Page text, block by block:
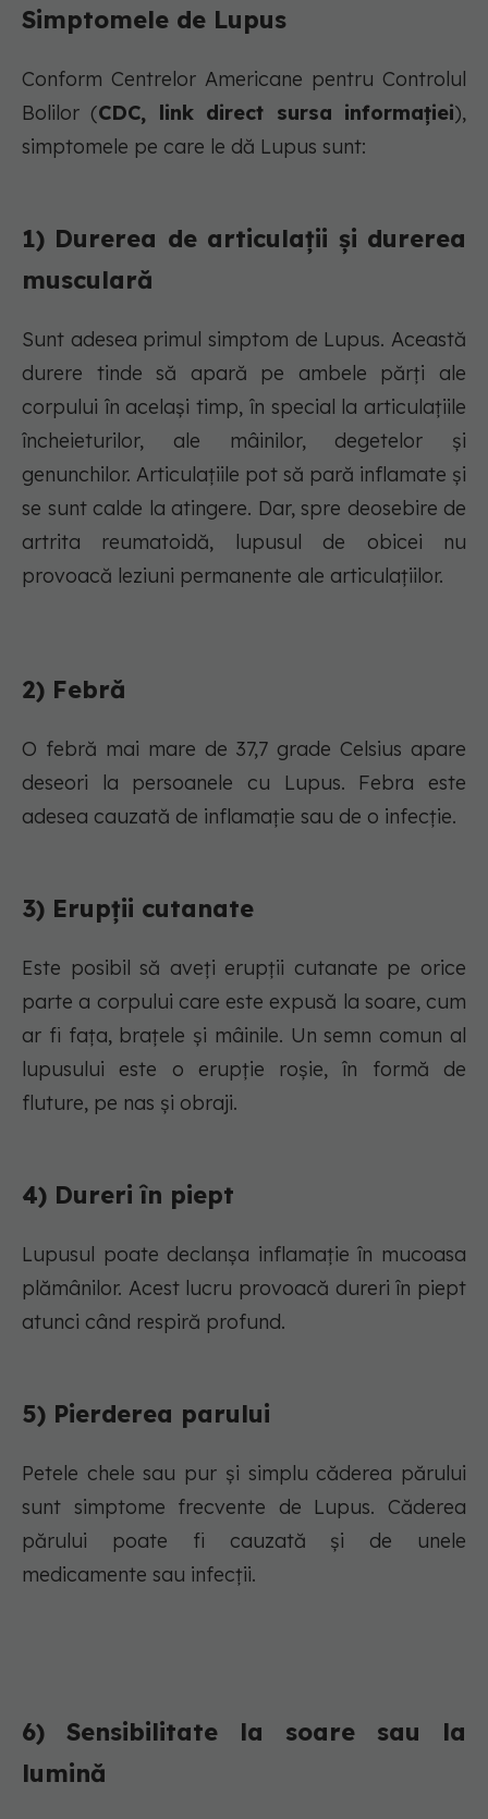
Simptomele de Lupus
Conform Centrelor Americane pentru Controlul
Bolilor (CDC, link direct sursa informației),
simptomele pe care le dă Lupus sunt:
1) Durerea de articulații și durerea
musculară
Sunt adesea primul simptom de Lupus. Această
durere tinde să apară pe ambele părți ale
corpului în același timp, în special la articulațiile
încheieturilor, ale mâinilor, degetelor și
genunchilor. Articulațiile pot să pară inflamate și
se sunt calde la atingere. Dar, spre deosebire de
artrita reumatoidă, lupusul de obicei nu
provoacă leziuni permanente ale articulațiilor.
2) Febră
O febră mai mare de 37,7 grade Celsius apare
deseori la persoanele cu Lupus. Febra este
adesea cauzată de inflamație sau de o infecție.
3) Erupții cutanate
Este posibil să aveți erupții cutanate pe orice
parte a corpului care este expusă la soare, cum
ar fi fața, brațele și mâinile. Un semn comun al
lupusului este o erupție roșie, în formă de
fluture, pe nas și obraji.
4) Dureri în piept
Lupusul poate declanșa inflamație în mucoasa
plămânilor. Acest lucru provoacă dureri în piept
atunci când respiră profund.
5) Pierderea parului
Petele chele sau pur și simplu căderea părului
sunt simptome frecvente de Lupus. Căderea
părului poate fi cauzată și de unele
medicamente sau infecții.
6) Sensibilitate la soare sau la
lumină